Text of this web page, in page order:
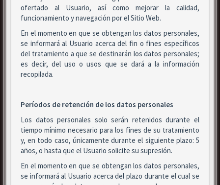
ofertado al Usuario, así como mejorar la calidad,
funcionamiento y navegación por el Sitio Web.
En el momento en que se obtengan los datos personales,
se informará al Usuario acerca del fin o fines específicos
del tratamiento a que se destinarán los datos personales;
es decir, del uso o usos que se dará a la información
recopilada.
Períodos de retención de los datos personales
Los datos personales solo serán retenidos durante el
tiempo mínimo necesario para los fines de su tratamiento
y, en todo caso, únicamente durante el siguiente plazo: 5
años, o hasta que el Usuario solicite su supresión.
En el momento en que se obtengan los datos personales,
se informará al Usuario acerca del plazo durante el cual se